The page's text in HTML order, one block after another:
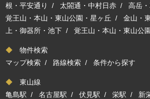
根・平安通り
/ 太閤通・中村日赤 /高岳
覚王山・本山・東山公園・星ヶ丘 /金山・
上・御器所・池下 /覚王山・本山・東山公
◆ 物件検索
マップ検索 / 路線検索 /条件から探す
◆ 東山線
亀島駅 /名古屋駅 /伏見駅 /栄駅 / 新